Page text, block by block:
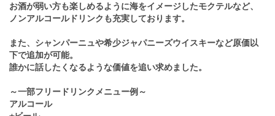
お酒が弱い方も楽しめるように海をイメージしたモクテルなど、
ノンアルコールドリンクも充実しております。
また、シャンパーニュや希少ジャパニーズウイスキーなど原価以
下で追加が可能。
誰かに話したくなるような価値を追い求めました。
～一部フリードリンクメニュー例～
アルコール